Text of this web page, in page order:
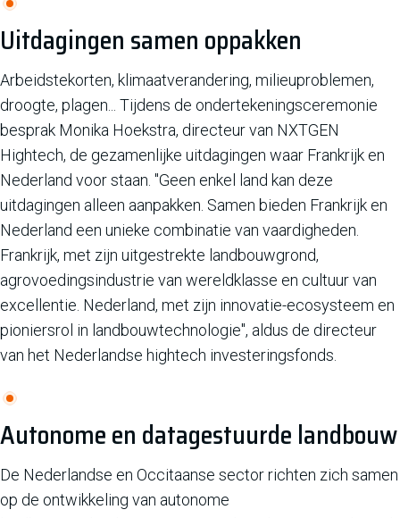
Uitdagingen samen oppakken
Arbeidstekorten, klimaatverandering, milieuproblemen,
droogte, plagen... Tijdens de ondertekeningsceremonie
besprak Monika Hoekstra, directeur van NXTGEN
Hightech, de gezamenlijke uitdagingen waar Frankrijk en
Nederland voor staan. "Geen enkel land kan deze
uitdagingen alleen aanpakken. Samen bieden Frankrijk en
Nederland een unieke combinatie van vaardigheden.
Frankrijk, met zijn uitgestrekte landbouwgrond,
agrovoedingsindustrie van wereldklasse en cultuur van
excellentie. Nederland, met zijn innovatie-ecosysteem en
pioniersrol in landbouwtechnologie", aldus de directeur
van het Nederlandse hightech investeringsfonds.
Autonome en datagestuurde landbouw
De Nederlandse en Occitaanse sector richten zich samen
op de ontwikkeling van autonome